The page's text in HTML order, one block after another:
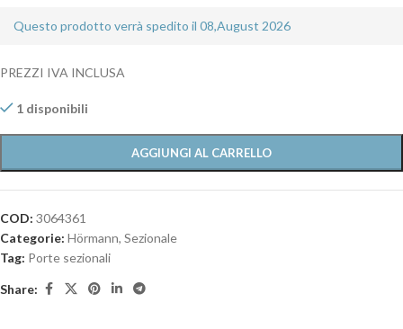
Questo prodotto verrà spedito il 08,August 2026
PREZZI IVA INCLUSA
1 disponibili
AGGIUNGI AL CARRELLO
COD: 3064361
Categorie: Hörmann, Sezionale
Tag: Porte sezionali
Share: